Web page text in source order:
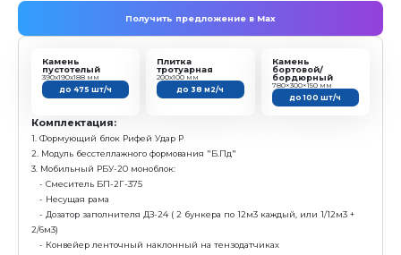
Режим работы: полуавтоматический
Преимущества:
Вибропресс со смесителем и конвейером =
комплектация для начала работы, с возможностью
дооснащения
Простота в эксплуатации, адаптирован к любому
квалификации рабочих
Высокое качество продукции за счет
вибрации и гравитационного пригруза»
заказать